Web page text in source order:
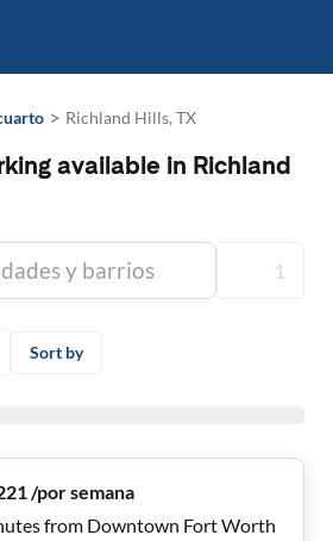
> Richland Hills, TX
available in Richland
1
Sort by
/por semana
from Downtown Fort Worth